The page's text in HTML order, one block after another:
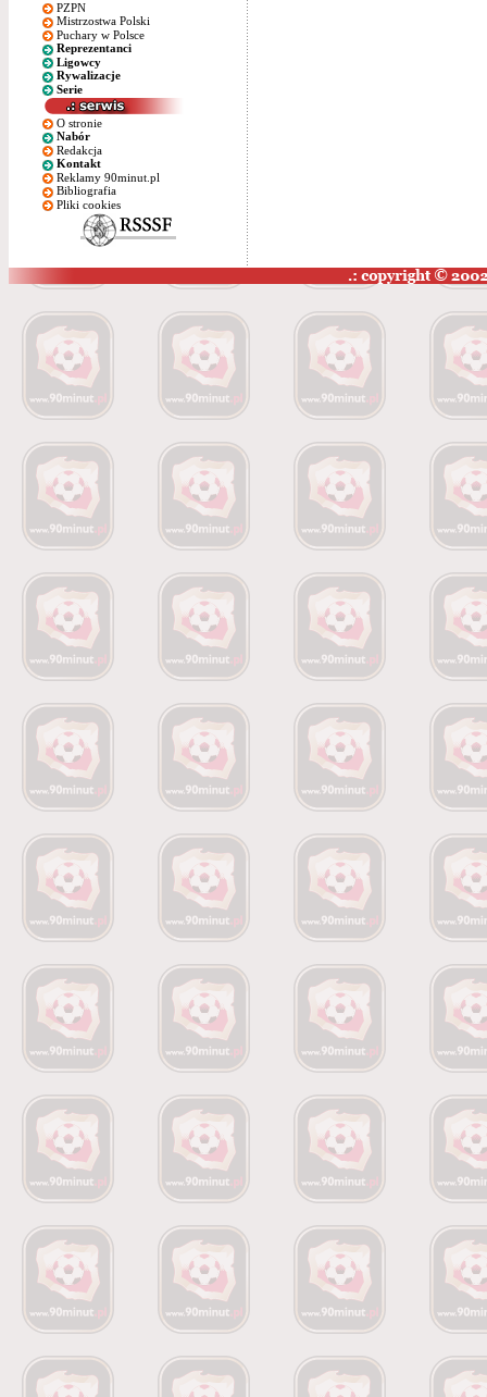
PZPN
Mistrzostwa Polski
Puchary w Polsce
Reprezentanci
Ligowcy
Rywalizacje
Serie
O stronie
Nabór
Redakcja
Kontakt
Reklamy 90minut.pl
Bibliografia
Pliki cookies